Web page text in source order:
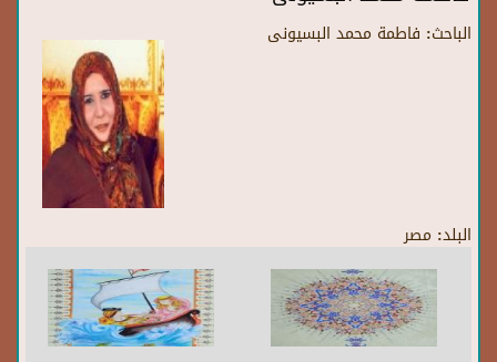
الباحث: فاطمة محمد البسيونى
البلد: مصر